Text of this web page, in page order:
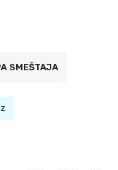
SMEŠTAJA